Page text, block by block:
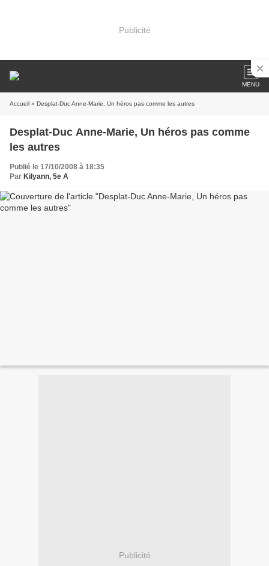
Publicité
MENU
Accueil » Desplat-Duc Anne-Marie, Un héros pas comme les autres
Desplat-Duc Anne-Marie, Un héros pas comme
les autres
Publié le 17/10/2008 à 18:35
Par Kilyann, 5e A
Publicité